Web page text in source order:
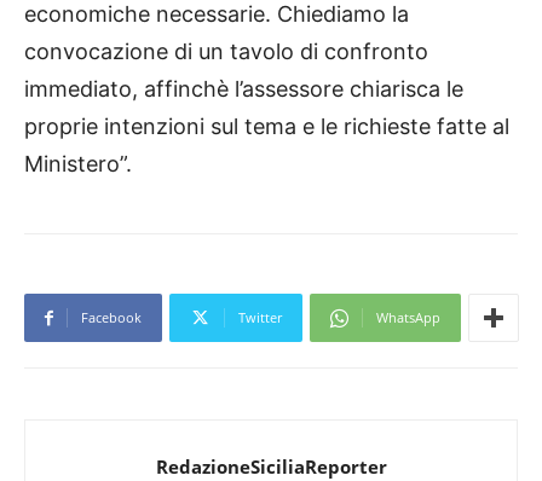
economiche necessarie. Chiediamo la
convocazione di un tavolo di confronto
immediato, affinchè l’assessore chiarisca le
proprie intenzioni sul tema e le richieste fatte al
Ministero”.
Facebook Twitter WhatsApp
RedazioneSiciliaReporter